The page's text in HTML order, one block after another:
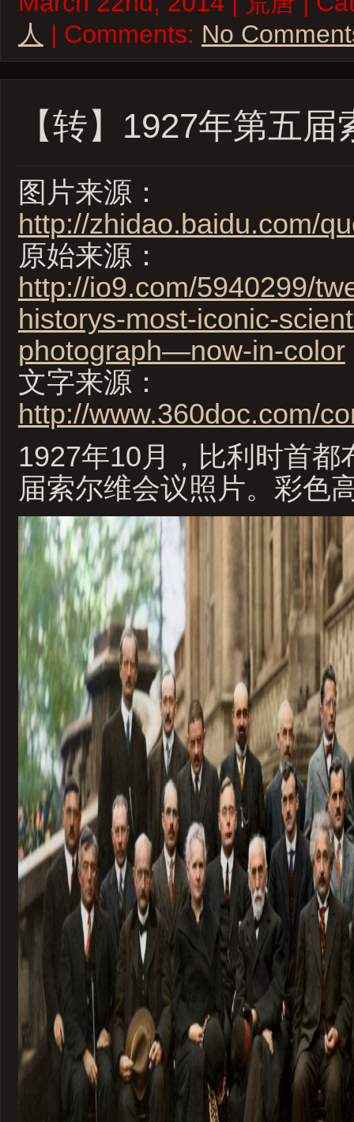
人 | Comments: No
【转】1927年第五
图片来源：
http://zhidao.baidu.com/
原始来源：
http://io9.com/5940299/
historys-most-iconic-
photograph—now-in-color
文字来源：
http://www.360doc.com/
1927年10月，比利时首都
届索尔维会议照片。彩色